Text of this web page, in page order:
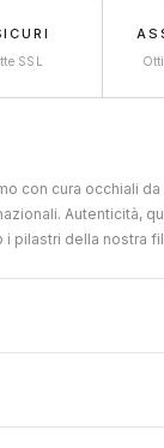
SSL
con cura occhiali
Autenticità,
i pilastri della nostra